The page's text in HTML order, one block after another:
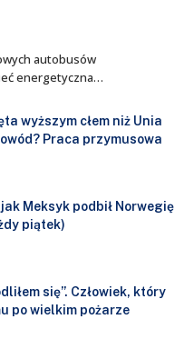
autobusów
energetyczna…
wyższym cłem niż Unia
Praca przymusowa
Meksyk podbił Norwegię
piątek)
się”. Człowiek, który
po wielkim pożarze